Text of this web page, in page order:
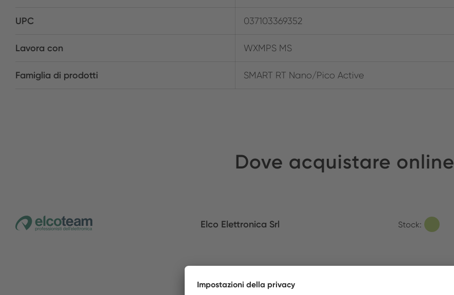
UPC 037103369352
Lavora con WXMPS MS
Famiglia di prodotti SMART RT Nano/Pico Active
Dove acquistare online
Elco Elettronica Srl Stock: